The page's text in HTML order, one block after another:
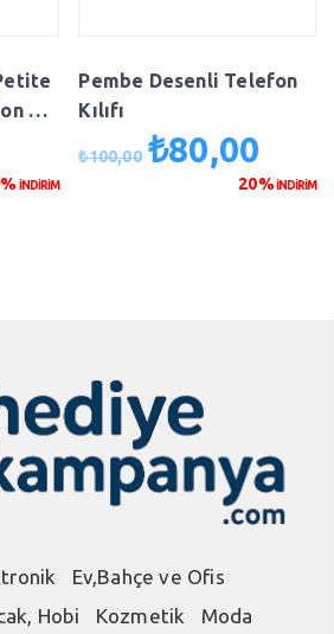
Kol
İNDİRİM
Pembe Desenli Telefon
Kılıfı
₺100,00 Orijinal
₺80,00
andaki
20%İNDİRİM
Ev,Bahçe ve Ofis
Hobi
Kozmetik Moda